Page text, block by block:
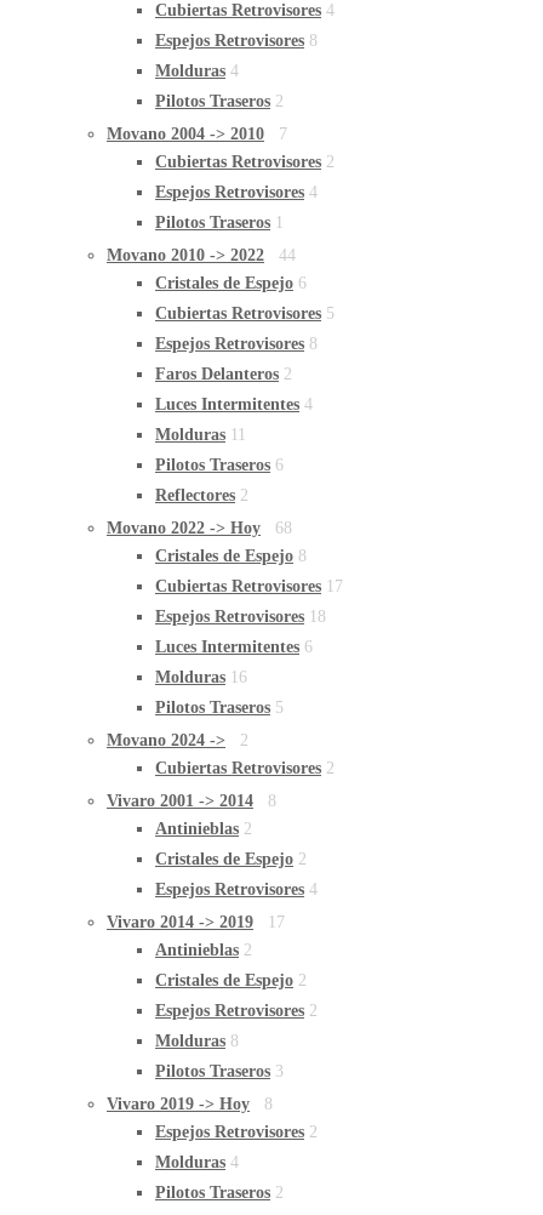
Cubiertas Retrovisores 4
Espejos Retrovisores 8
Molduras 4
Pilotos Traseros 2
Movano 2004 -> 2010
7
Cubiertas Retrovisores 2
Espejos Retrovisores 4
Pilotos Traseros 1
Movano 2010 -> 2022
44
Cristales de Espejo 6
Cubiertas Retrovisores 5
Espejos Retrovisores 8
Faros Delanteros 2
Luces Intermitentes 4
Molduras 11
Pilotos Traseros 6
Reflectores 2
Movano 2022 -> Hoy
68
Cristales de Espejo 8
Cubiertas Retrovisores 17
Espejos Retrovisores 18
Luces Intermitentes 6
Molduras 16
Pilotos Traseros 5
Movano 2024 ->
2
Cubiertas Retrovisores 2
Vivaro 2001 -> 2014
8
Antinieblas 2
Cristales de Espejo 2
Espejos Retrovisores 4
Vivaro 2014 -> 2019
17
Antinieblas 2
Cristales de Espejo 2
Espejos Retrovisores 2
Molduras 8
Pilotos Traseros 3
Vivaro 2019 -> Hoy
8
Espejos Retrovisores 2
Molduras 4
Pilotos Traseros 2